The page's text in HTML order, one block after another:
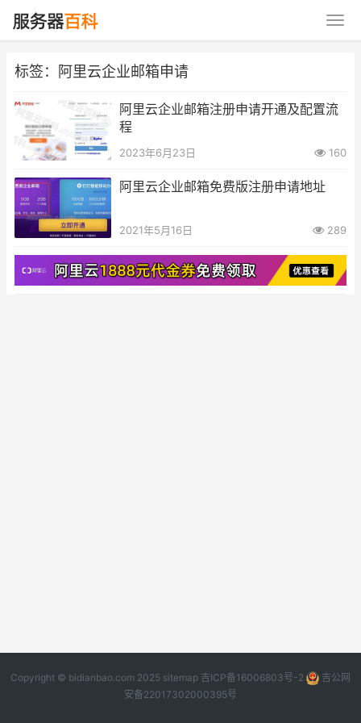
标签：阿里云企业邮箱申请
阿里云企业邮箱注册申请开通及配置流
程
2023年6月23日 160
阿里云企业邮箱免费版注册申请地址
2021年5月16日 289
Copyright © bidianbao.com 2025 sitemap 吉ICP备16006803号-2
吉公网
安备22017302000395号